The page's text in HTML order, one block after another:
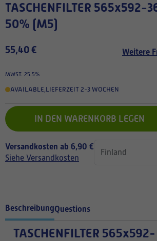
TASCHENFILTER 565x592-360/6 ePM10
50% (M5)
55,40 € Weitere
MWST. 25.5%
AVAILABLE,LIEFERZEIT 2-3 WOCHEN
IN DEN WARENKORB LEGEN
Versandkosten ab 6,90 €
Siehe Versandkosten
BeschreibungQuestions
TASCHENFILTER 565x592-